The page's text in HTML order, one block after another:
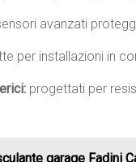
avanzati
per installazioni in
progettati per
garage Fadini